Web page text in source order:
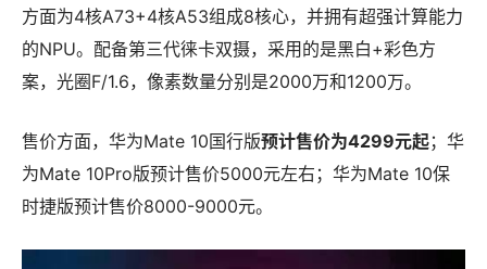
方面为4核A73+4核A53组成8核心，并拥有超强计算能力
的NPU。配备第三代徕卡双摄，采用的是黑白+彩色方
案，光圈F/1.6，像素数量分别是2000万和1200万。
售价方面，华为Mate 10国行版预计售价为4299元起；华
为Mate 10Pro版预计售价5000元左右；华为Mate 10保
时捷版预计售价8000-9000元。